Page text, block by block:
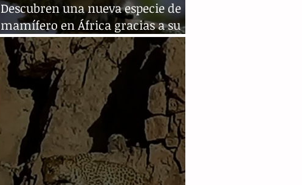
Descubren una nueva especie de
mamífero en África gracias a su
ladrido chillón